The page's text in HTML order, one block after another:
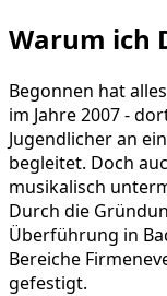
Warum ich
Begonnen hat
im Jahre 2007 -
Jugendlicher an
begleitet. Doch
musikalisch
Durch die
Überführung in
Bereiche
gefestigt.